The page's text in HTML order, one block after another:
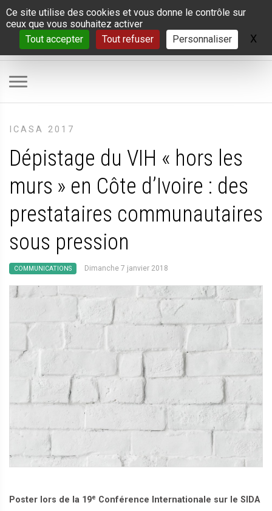
Panneau de gestion des cookies
Ce site utilise des cookies et vous donne le contrôle sur
ceux que vous souhaitez activer
Tout accepter
Tout refuser Personnaliser X
ICASA 2017
Dépistage du VIH « hors les
murs » en Côte d’Ivoire : des
prestataires communautaires
sous pression
COMMUNICATIONS Dimanche 7 janvier 2018
Poster lors de la 19e Conférence Internationale sur le SIDA